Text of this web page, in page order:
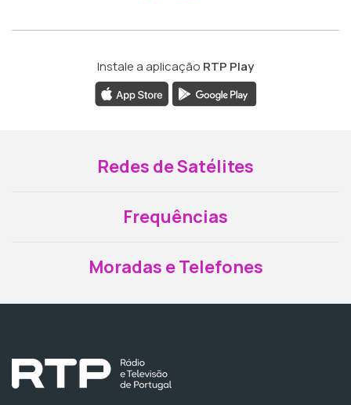
Instale a aplicação RTP Play
Redes de Satélites
Frequências
Moradas e Telefones